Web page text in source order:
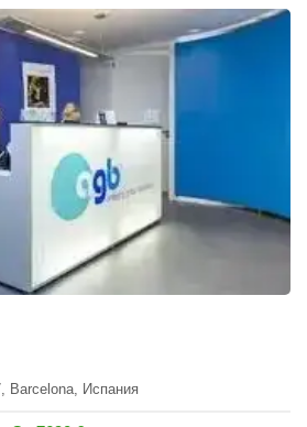
Barcelona, Испания